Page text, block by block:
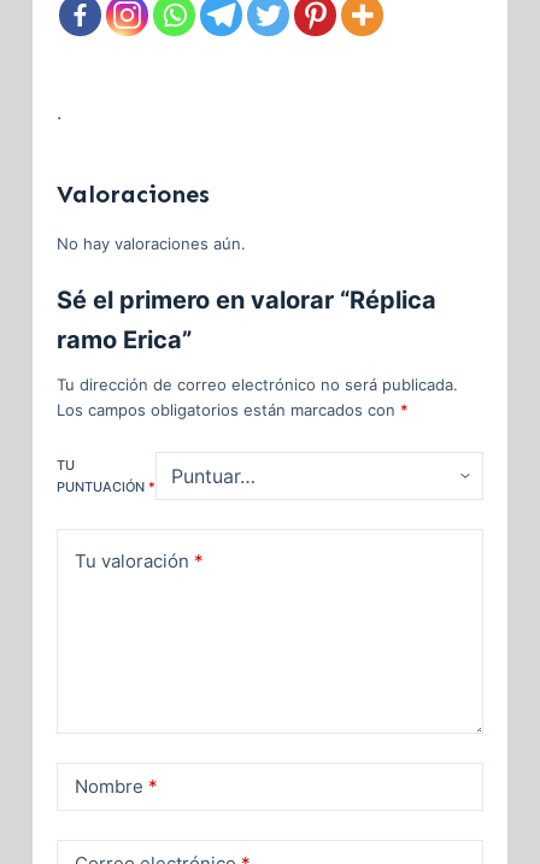
.
Valoraciones
No hay valoraciones aún.
Sé el primero en valorar “Réplica
ramo Erica”
Tu dirección de correo electrónico no será publicada.
Los campos obligatorios están marcados con *
TU
PUNTUACIÓN *
Tu valoración *
Nombre *